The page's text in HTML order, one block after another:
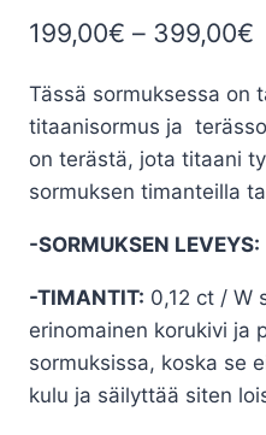
199,00€ – 399,00€
Tässä sormuksessa on
titaanisormus ja
on terästä, jota titaani
sormuksen timanteilla
-SORMUKSEN LEVEYS:
-TIMANTIT: 0,12 ct / W
erinomainen korukivi ja
sormuksissa, koska se
kulu ja säilyttää siten